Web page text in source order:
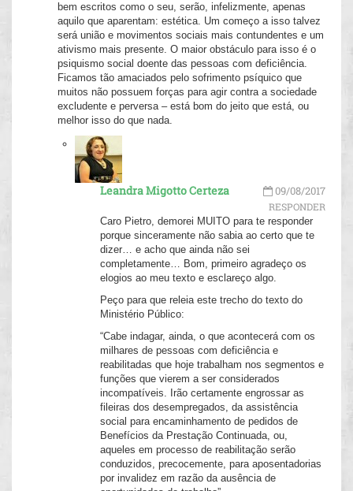
bem escritos como o seu, serão, infelizmente, apenas
aquilo que aparentam: estética. Um começo a isso talvez
será união e movimentos sociais mais contundentes e um
ativismo mais presente. O maior obstáculo para isso é o
psiquismo social doente das pessoas com deficiência.
Ficamos tão amaciados pelo sofrimento psíquico que
muitos não possuem forças para agir contra a sociedade
excludente e perversa – está bom do jeito que está, ou
melhor isso do que nada.
Leandra Migotto Certeza 09/08/2017
RESPONDER
Caro Pietro, demorei MUITO para te responder
porque sinceramente não sabia ao certo que te
dizer… e acho que ainda não sei
completamente… Bom, primeiro agradeço os
elogios ao meu texto e esclareço algo.
Peço para que releia este trecho do texto do
Ministério Público:
“Cabe indagar, ainda, o que acontecerá com os
milhares de pessoas com deficiência e
reabilitadas que hoje trabalham nos segmentos e
funções que vierem a ser considerados
incompatíveis. Irão certamente engrossar as
fileiras dos desempregados, da assistência
social para encaminhamento de pedidos de
Benefícios da Prestação Continuada, ou,
aqueles em processo de reabilitação serão
conduzidos, precocemente, para aposentadorias
por invalidez em razão da ausência de